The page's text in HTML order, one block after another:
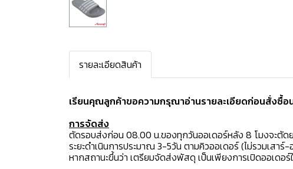
รายละเอียดสินค้า
เรียนคุณลูกค้าขอความกรุณาอ่านรายละเอียดก่อนสั่งซื้อ
การจัดส่ง
ตัดรอบส่งก่อน 08.00 น.ของทุกวันออเดอร์หลัง 8 โมงจะตัด
ระยะดำเนินการประมาณ 3-5วัน ตามคิวออเดอร์ (ไม่รวมเสา
หากสถานะขึ้นว่า เตรียมจัดส่งพัสดุ เป็นเพียงการเปิดออเด